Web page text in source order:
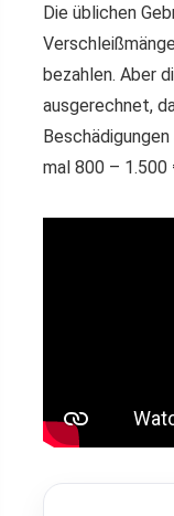
Die üblichen
bezahlen. Aber
ausgerechnet,
mal 800 – 1.500